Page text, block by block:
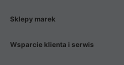
Sklepy marek
Wsparcie klienta i serwis